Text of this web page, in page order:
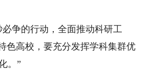
争的行动，全面推动科研工
色高校，要充分发挥学科集群优
。”